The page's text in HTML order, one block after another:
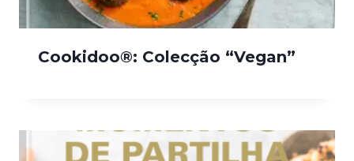
Cookidoo®: Colecção “Vegan”